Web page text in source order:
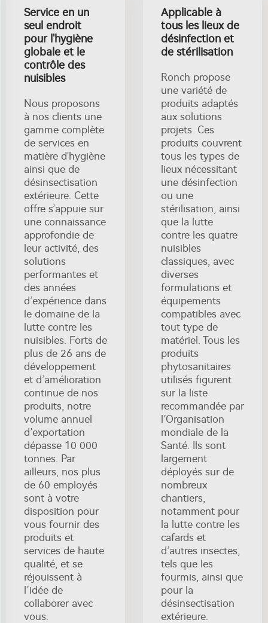
Service en un
seul endroit
pour l'hygiène
globale et le
contrôle des
nuisibles
Nous proposons
à nos clients une
gamme complète
de services en
matière d'hygiène
ainsi que de
désinsectisation
extérieure. Cette
offre s’appuie sur
une connaissance
approfondie de
leur activité, des
solutions
performantes et
des années
d’expérience dans
le domaine de la
lutte contre les
nuisibles. Forts de
plus de 26 ans de
développement
et d’amélioration
continue de nos
produits, notre
volume annuel
d’exportation
dépasse 10 000
tonnes. Par
ailleurs, nos plus
de 60 employés
sont à votre
disposition pour
vous fournir des
produits et
services de haute
qualité, et se
réjouissent à
l’idée de
collaborer avec
vous.
Applicable à
tous les lieux de
désinfection et
de stérilisation
Ronch propose
une variété de
produits adaptés
aux solutions
projets. Ces
produits couvrent
tous les types de
lieux nécessitant
une désinfection
ou une
stérilisation, ainsi
que la lutte
contre les quatre
nuisibles
classiques, avec
diverses
formulations et
équipements
compatibles avec
tout type de
matériel. Tous les
produits
phytosanitaires
utilisés figurent
sur la liste
recommandée par
l’Organisation
mondiale de la
Santé. Ils sont
largement
déployés sur de
nombreux
chantiers,
notamment pour
la lutte contre les
cafards et
d’autres insectes,
tels que les
fourmis, ainsi que
pour la
désinsectisation
extérieure.